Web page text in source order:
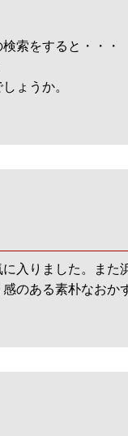
索をすると・・・
ょうか。
入りました。ま
のある素朴なおか